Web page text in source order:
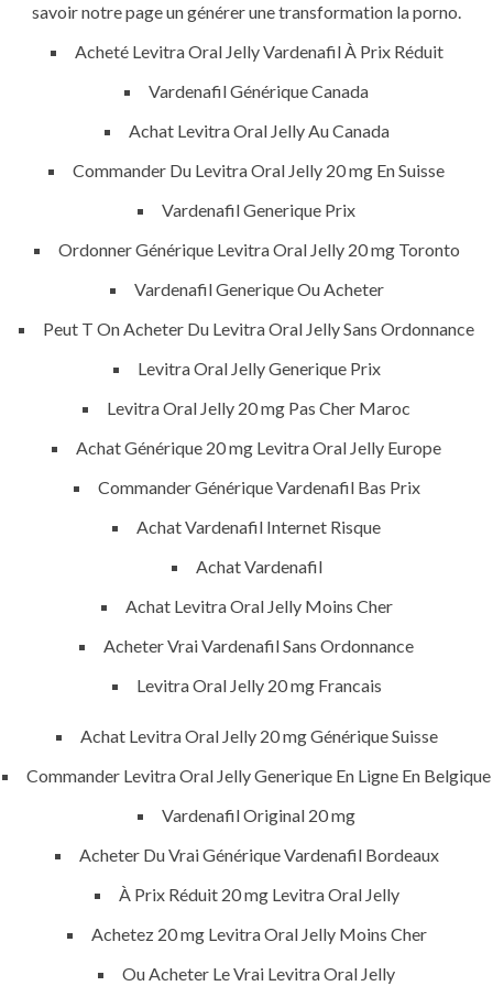
savoir notre page un générer une transformation la porno.
Acheté Levitra Oral Jelly Vardenafil À Prix Réduit
Vardenafil Générique Canada
Achat Levitra Oral Jelly Au Canada
Commander Du Levitra Oral Jelly 20 mg En Suisse
Vardenafil Generique Prix
Ordonner Générique Levitra Oral Jelly 20 mg Toronto
Vardenafil Generique Ou Acheter
Peut T On Acheter Du Levitra Oral Jelly Sans Ordonnance
Levitra Oral Jelly Generique Prix
Levitra Oral Jelly 20 mg Pas Cher Maroc
Achat Générique 20 mg Levitra Oral Jelly Europe
Commander Générique Vardenafil Bas Prix
Achat Vardenafil Internet Risque
Achat Vardenafil
Achat Levitra Oral Jelly Moins Cher
Acheter Vrai Vardenafil Sans Ordonnance
Levitra Oral Jelly 20 mg Francais
Achat Levitra Oral Jelly 20 mg Générique Suisse
Commander Levitra Oral Jelly Generique En Ligne En Belgique
Vardenafil Original 20 mg
Acheter Du Vrai Générique Vardenafil Bordeaux
À Prix Réduit 20 mg Levitra Oral Jelly
Achetez 20 mg Levitra Oral Jelly Moins Cher
Ou Acheter Le Vrai Levitra Oral Jelly
Services
Contact Us
K.S.A
Jeddah, K.S.A
+966 59 343 2854
info@pioneer-ksa.com
www.pioneer-ksa.com
Ajman- UAE
+971 6 779 3184
+971 50 279 0988
info@pioneer-sts.com
© 2022 ALL RIGHTS RESERVED